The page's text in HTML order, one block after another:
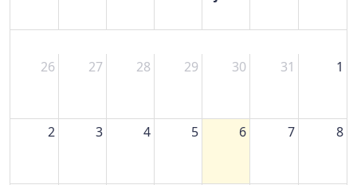
26 27 28 29 30 31 1
2 3 4 5 6 7 8